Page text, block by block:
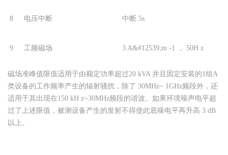
8 电压中断 中断 5s
9 工频磁场 3 A&#12539;m -1 ， 50H z
磁场准峰值限值适用于由额定功率超过20 kVA 并且固定安装的1组A
类设备的工作频率产生的辐射骚扰，除了 30MHz~ 1GHz频段外，还
适用于其出现在150 kH z~30MHz频段的谐波。如果环境噪声电平超
过了上述限值，被测设备产生的发射不得使此底噪电平再升高 3 dB
以上。